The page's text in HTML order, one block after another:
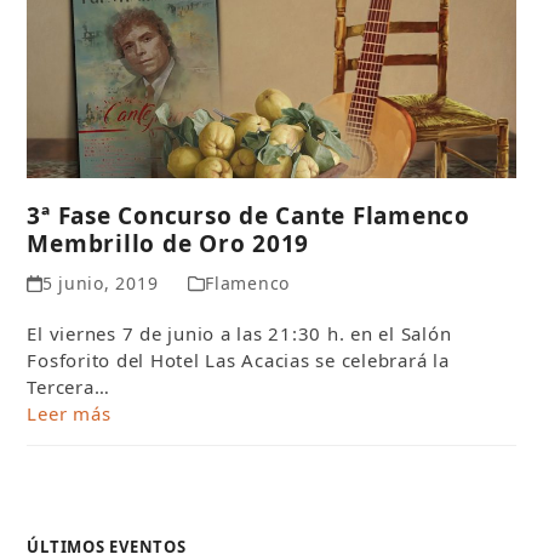
3ª Fase Concurso de Cante Flamenco
Membrillo de Oro 2019
5 junio, 2019 Flamenco
El viernes 7 de junio a las 21:30 h. en el Salón
Fosforito del Hotel Las Acacias se celebrará la
Tercera…
Leer más
ÚLTIMOS EVENTOS